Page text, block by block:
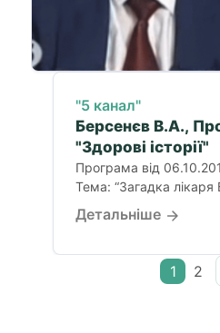
"5 канал"
Берсенєв В.А.,
"Здорові історії"
Програма від
Тема: “Загадка лікаря
Детальніше
1 2